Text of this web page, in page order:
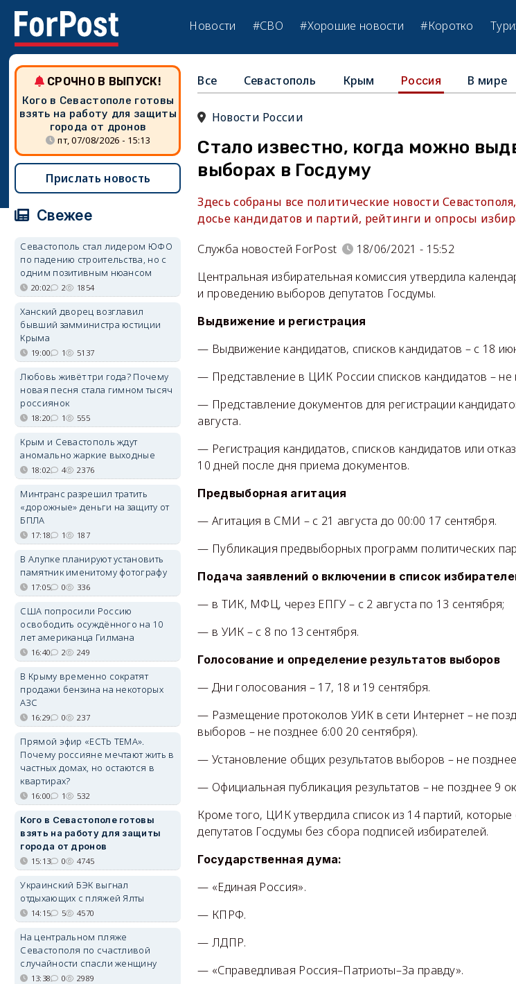
Новости #СВО #Хорошие новости #Коротко
Все Севастополь Крым Россия В мире
Новости России
Стало известно, когда можно
выборах в Госдуму
Здесь собраны все политические новости
досье кандидатов и партий, рейтинги и опросы
Служба новостей ForPost
18/06/2021 - 15:52
Центральная избирательная комиссия утвердила
и проведению выборов депутатов Госдумы.
Выдвижение и регистрация
— Выдвижение кандидатов, списков кандидатов – с 18
— Представление в ЦИК России списков кандидатов – не
— Представление документов для регистрации
августа.
— Регистрация кандидатов, списков кандидатов или
10 дней после дня приема документов.
Предвыборная агитация
— Агитация в СМИ – с 21 августа до 00:00 17 сентября.
— Публикация предвыборных программ политических
Подача заявлений о включении в список
— в ТИК, МФЦ, через ЕПГУ – с 2 августа по 13 сентября;
— в УИК – с 8 по 13 сентября.
Голосование и определение результатов выборов
— Дни голосования – 17, 18 и 19 сентября.
— Размещение протоколов УИК в сети Интернет – не
выборов – не позднее 6:00 20 сентября).
— Установление общих результатов выборов – не
— Официальная публикация результатов – не позднее 9
Кроме того, ЦИК утвердила список из 14 партий,
депутатов Госдумы без сбора подписей избирателей.
Государственная дума:
— «Единая Россия».
— КПРФ.
— ЛДПР.
— «Справедливая Россия–Патриоты–За правду».
СРОЧНО В ВЫПУСК!
Кого в Севастополе готовы
взять на работу для защиты
города от дронов
пт, 07/08/2026 - 15:13
Прислать новость
Свежее
Севастополь стал лидером ЮФО
по падению строительства, но с
одним позитивным нюансом
20:02 2 1854
Ханский дворец возглавил
бывший замминистра юстиции
Крыма
19:00 1 5137
Любовь живёт три года? Почему
новая песня стала гимном тысяч
россиянок
18:20 1 555
Крым и Севастополь ждут
аномально жаркие выходные
18:02 4 2376
Минтранс разрешил тратить
«дорожные» деньги на защиту от
БПЛА
17:18 1 187
В Алупке планируют установить
памятник именитому фотографу
17:05 0 336
США попросили Россию
освободить осуждённого на 10
лет американца Гилмана
16:40 2 249
В Крыму временно сократят
продажи бензина на некоторых
АЗС
16:29 0 237
Прямой эфир «ЕСТЬ ТЕМА».
Почему россияне мечтают жить в
частных домах, но остаются в
квартирах?
16:00 1 532
Кого в Севастополе готовы
взять на работу для защиты
города от дронов
15:13 0 4745
Украинский БЭК выгнал
отдыхающих с пляжей Ялты
14:15 5 4570
На центральном пляже
Севастополя по счастливой
случайности спасли женщину
13:38 0 2989